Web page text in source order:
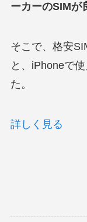
ーカーのSIMが
そこで、格安
と、iPhoneで
た。
詳しく見る